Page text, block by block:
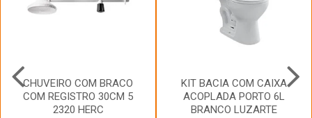
CHUVEIRO COM BRACO
COM REGISTRO 30CM 5
2320 HERC
KIT BACIA COM CAIXA
ACOPLADA PORTO 6L
BRANCO LUZARTE